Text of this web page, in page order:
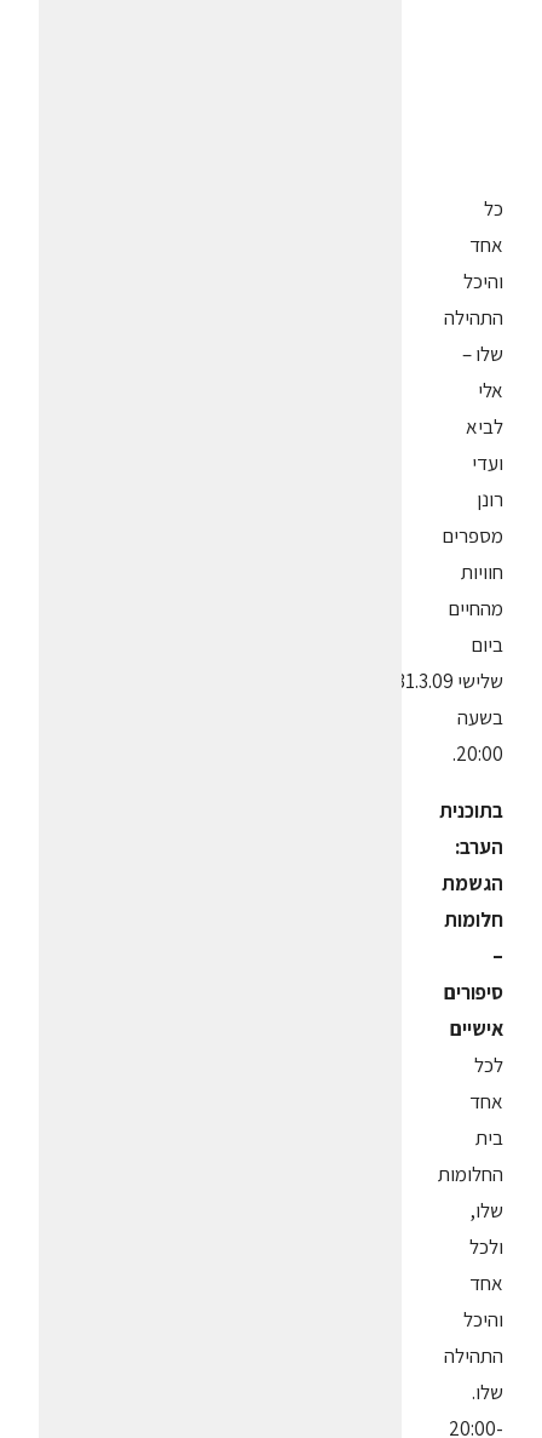
כל
אחד
והיכל
התהילה
שלו –
אלי
לביא
ועדי
רונן
מספרים
חוויות
מהחיים
ביום
שלישי 31.3.09
בשעה
20:00.
בתוכנית
הערב:
הגשמת
חלומות
–
סיפורים
אישיים
לכל
אחד
בית
החלומות
שלו,
ולכל
אחד
והיכל
התהילה
שלו.
20:00-